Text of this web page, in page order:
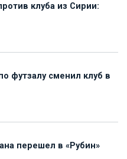
клуба из Сирии:
футзалу сменил клуб в
перешел в «Рубин»